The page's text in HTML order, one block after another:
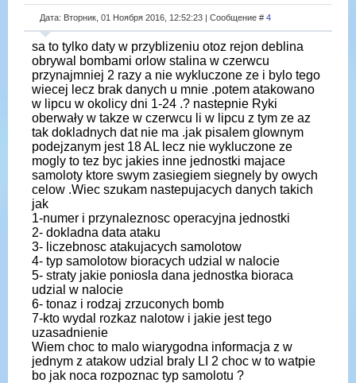
Дата: Вторник, 01 Ноября 2016, 12:52:23 | Сообщение # 4
sa to tylko daty w przyblizeniu otoz rejon deblina
obrywal bombami orlow stalina w czerwcu
przynajmniej 2 razy a nie wykluczone ze i bylo tego
wiecej lecz brak danych u mnie .potem atakowano
w lipcu w okolicy dni 1-24 .? nastepnie Ryki
oberwały w takze w czerwcu li w lipcu z tym ze az
tak dokladnych dat nie ma .jak pisalem glownym
podejzanym jest 18 AL lecz nie wykluczone ze
mogly to tez byc jakies inne jednostki majace
samoloty ktore swym zasiegiem siegnely by owych
celow .Wiec szukam nastepujacych danych takich
jak
1-numer i przynaleznosc operacyjna jednostki
2- dokladna data ataku
3- liczebnosc atakujacych samolotow
4- typ samolotow bioracych udzial w nalocie
5- straty jakie poniosla dana jednostka bioraca
udzial w nalocie
6- tonaz i rodzaj zrzuconych bomb
7-kto wydal rozkaz nalotow i jakie jest tego
uzasadnienie
Wiem choc to malo wiarygodna informacja z w
jednym z atakow udzial braly LI 2 choc w to watpie
bo jak noca rozpoznac typ samolotu ?